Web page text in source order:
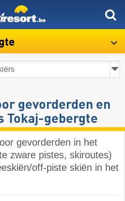
gevorderden en
Tokaj-gebergte
gevorderden in het
zware pistes, skiroutes)
off-piste skiën in het